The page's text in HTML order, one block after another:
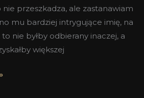
przeszkadza, ale zastanawiam
mu bardziej intrygujące imię, na
nie byłby odbierany inaczej, a
większej